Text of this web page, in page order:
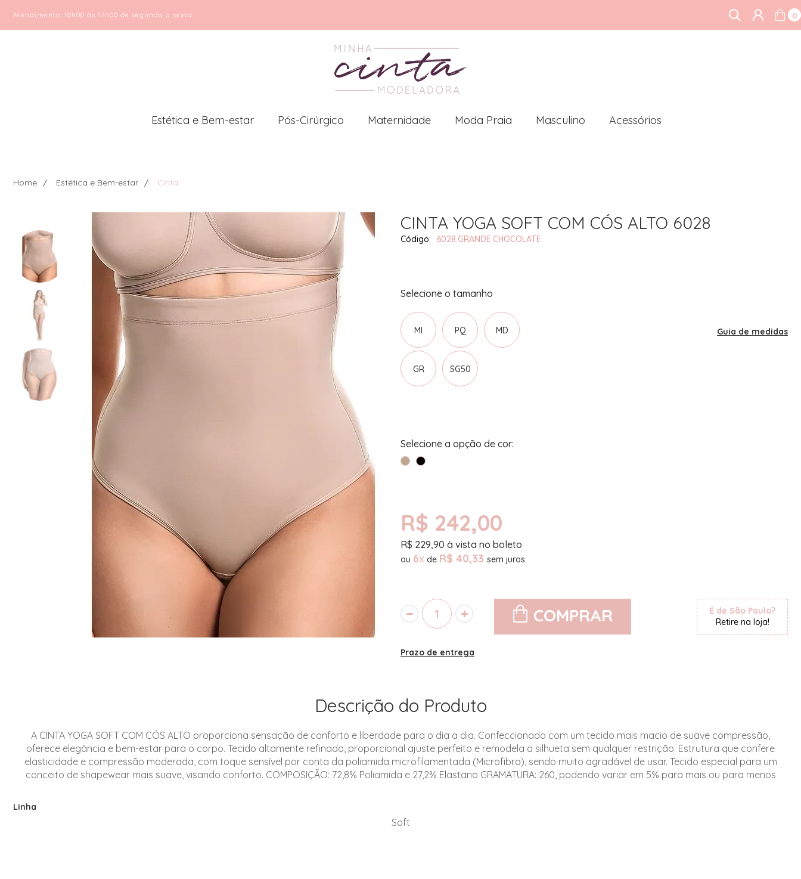
Atendimento: 10h00 às 17h00 de segunda a sexta 0
Estética e Bem-estar Pós-Cirúrgico Maternidade Moda Praia Masculino Acessórios
Home Estética e Bem-estar Cinta
CINTA YOGA SOFT COM CÓS ALTO 6028
6028.GRANDE.CHOCOLATE
MI PQ MD
GR SG50
Guia de medidas
R$ 242,00
R$ 229,90 à vista no boleto
ou 6x de R$ 40,33
COMPRAR
É de São Paulo?
Retire na loja!
Prazo de entrega
Descrição do Produto
A CINTA YOGA SOFT COM CÓS ALTO proporciona sensação de conforto e liberdade para o dia a dia. Confeccionado com um tecido mais macio de suave compressão,
oferece elegância e bem-estar para o corpo. Tecido altamente refinado, proporcional ajuste perfeito e remodela a silhueta sem qualquer restrição. Estrutura que confere
elasticidade e compressão moderada, com toque sensível por conta da poliamida microfilamentada (Microfibra), sendo muito agradável de usar. Tecido especial para um
conceito de shapewear mais suave, visando conforto. COMPOSIÇÃO: 72,8% Poliamida e 27,2% Elastano GRAMATURA: 260, podendo variar em 5% para mais ou para menos
Linha
Soft